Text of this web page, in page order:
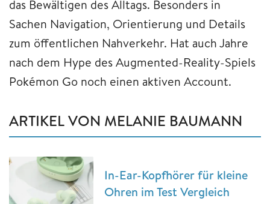
das Bewältigen des Alltags. Besonders in
Sachen Navigation, Orientierung und Details
zum öffentlichen Nahverkehr. Hat auch Jahre
nach dem Hype des Augmented-Reality-Spiels
Pokémon Go noch einen aktiven Account.
ARTIKEL VON MELANIE BAUMANN
In-Ear-Kopfhörer für kleine
Ohren im Test Vergleich